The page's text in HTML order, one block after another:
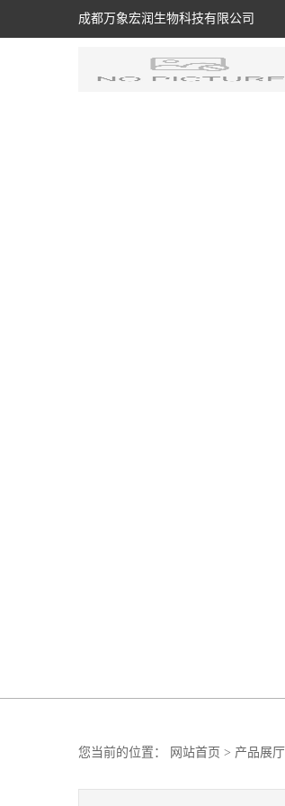
成都万象宏润生物科技有限公司
您当前的位置： 网站首页 > 产品展厅